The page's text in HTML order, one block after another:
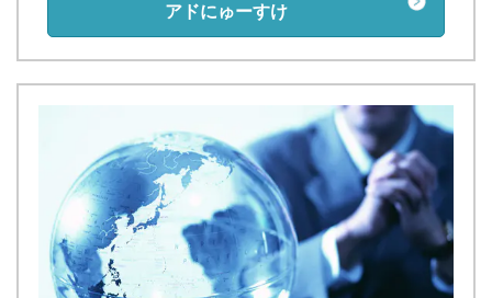
アドにゅーすけ